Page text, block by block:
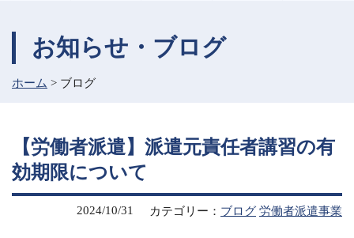
お知らせ・ブログ
ホーム > ブログ
【労働者派遣】派遣元責任者講習の有
効期限について
カテゴリー： ブログ 労働者派遣事業
2024/10/31